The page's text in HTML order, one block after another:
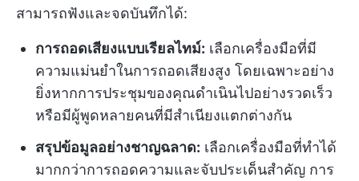
สามารถฟังและจดบันทึกได้:
การถอดเสียงแบบเรียลไทม์: เลือกเครื่องมือที่มี
ความแม่นยำในการถอดเสียงสูง โดยเฉพาะอย่าง
ยิ่งหากการประชุมของคุณดำเนินไปอย่างรวดเร็ว
หรือมีผู้พูดหลายคนที่มีสำเนียงแตกต่างกัน
สรุปข้อมูลอย่างชาญฉลาด: เลือกเครื่องมือที่ทำได้
มากกว่าการถอดความและจับประเด็นสำคัญ การ